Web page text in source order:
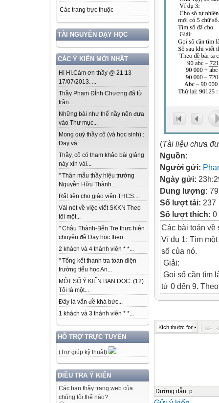
Các trang trực thuộc
TÀI NGUYÊN DẠY HỌC
CÁC Ý KIẾN MỚI NHẤT
Hì Hì.Cám ơn thầy @ 21:13
17/07/2013. ...
Thầy Phạm ĐÌnh Chương đã từ
trần....
Những bài như thế nầy nên đưa
vào Thư mục...
Mong quý thầy cô (và học sinh) :
Dạy và...
Thầy, cô có tham khảo bài giảng
này xin vài...
" Thân mẫu thầy hiệu trưởng
Nguyễn Hữu Thành...
Rất tiện cho giáo viên THCS....
Vài nét về việc viết SKKN Theo
tôi một...
" Châu Thành-Bến Tre thực hiện
chuyên đề Dạy học theo...
2 khách và 4 thành viên * *...
" Tổng kết thanh tra toàn diện
trường tiểu học An...
MỘT SỐ Ý KIẾN BẠN ĐỌC: (12)
Tôi là một...
Đây là vấn đề khá bức...
1 khách và 3 thành viên * *...
HỖ TRỢ TRỰC TUYẾN
(Trợ giúp kỹ thuật)
ĐIỀU TRA Ý KIẾN
Các bạn thầy trang web của
chúng tôi thế nào?
(Tài liệu chưa
Nguồn:
Người gửi:
Ngày gửi:
Dung lượng:
Số lượt tải: 237
Số lượt thích: 0
Các bài toán về
Ví dụ 1: Tìm
số của nó.
Giải:
Gọi số cần tìm
từ 0 đến 9.
10 x a – 8 x a –
2 x a – 7 x b
phải viết tất cả
Kích thước font
Đường dẫn: p